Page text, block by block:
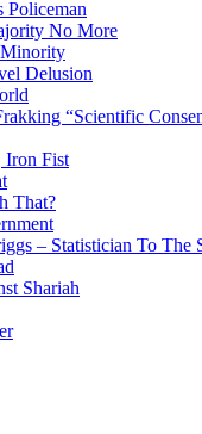
Policeman
No More
Delusion
“Scientific
Iron Fist
That?
– Statistician To The
Shariah